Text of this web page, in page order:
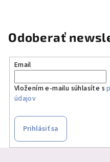
Odoberať
Email
Vložením e-mailu súhlasíte s
údajov
Prihlásiť sa